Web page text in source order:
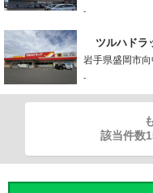
-
ツルハド
岩手県盛岡市
-
該当件数